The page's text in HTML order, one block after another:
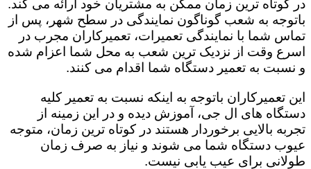
در کوتاه ترین زمان ممکن به مشتریان خود ارائه می کند.
باتوجه به شعب گوناگون نمایندگی در سطح شهر، پس از
تماس شما با نمایندگی تعمیرات، تعمیرکاران مجرب در
اسرع وقت از نزدیک ترین شعب به محل شما اعزام شده
و نسبت به تعمیر دستگاه شما اقدام می کنند.
این تعمیرکاران باتوجه به اینکه نسبت به تعمیر کلیه
دستگاه های ال جی، آموزش دیده و در این زمینه از
تجربه بالایی برخوردار هستند در کوتاه ترین زمان، متوجه
عیوب دستگاه شما می شوند و نیاز به صرف زمان
طولانی برای عیب یابی نیست.